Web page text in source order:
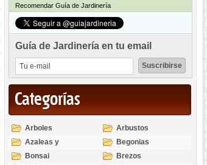
Recomendar Guía de Jardinería
Guía de Jardinería en tu email
Categorías
Arboles
Arbustos
Azaleas y
Rododendros
Begonias
Bonsai
Brezos